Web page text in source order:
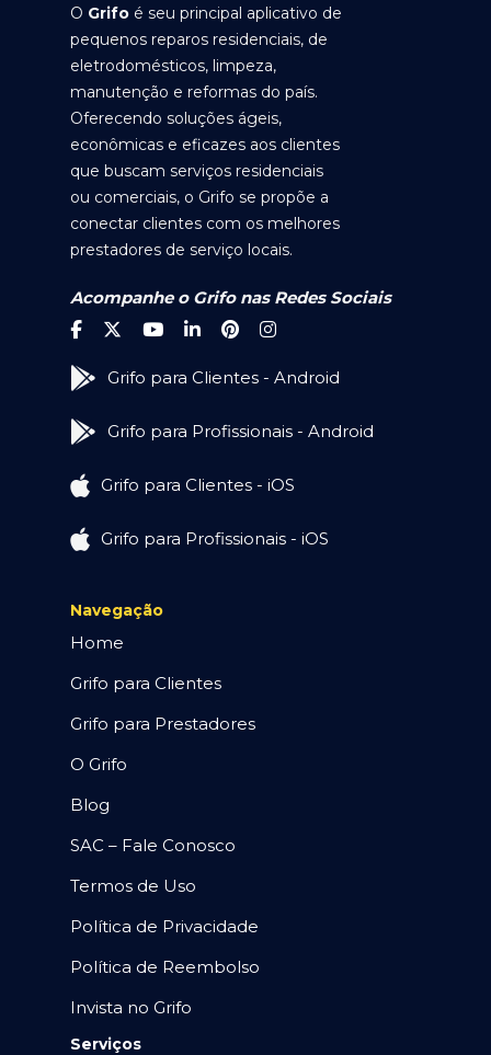
O Grifo é seu principal aplicativo de
pequenos reparos residenciais, de
eletrodomésticos, limpeza,
manutenção e reformas do país.
Oferecendo soluções ágeis,
econômicas e eficazes aos clientes
que buscam serviços residenciais
ou comerciais, o Grifo se propõe a
conectar clientes com os melhores
prestadores de serviço locais.
Acompanhe o Grifo nas Redes Sociais
Grifo para Clientes - Android
Grifo para Profissionais - Android
Grifo para Clientes - iOS
Grifo para Profissionais - iOS
Navegação
Home
Grifo para Clientes
Grifo para Prestadores
O Grifo
Blog
SAC – Fale Conosco
Termos de Uso
Política de Privacidade
Política de Reembolso
Invista no Grifo
Serviços